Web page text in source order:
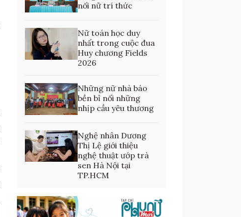
nối nữ trí thức
Nữ toán học duy
nhất trong cuộc đua
Huy chương Fields
2026
Những nữ nhà báo
bền bỉ nối những
nhịp cầu yêu thương
Nghệ nhân Dương
Thị Lệ giới thiệu
nghệ thuật ướp trà
sen Hà Nội tại
TP.HCM